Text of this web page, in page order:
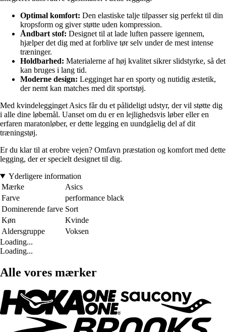
Optimal komfort: Den elastiske talje tilpasser sig perfekt til din
kropsform og giver støtte uden kompression.
Åndbart stof: Designet til at lade luften passere igennem,
hjælper det dig med at forblive tør selv under de mest intense
træninger.
Holdbarhed: Materialerne af høj kvalitet sikrer slidstyrke, så det
kan bruges i lang tid.
Moderne design: Legginget har en sporty og nutidig æstetik,
der nemt kan matches med dit sportstøj.
Med kvindelegginget Asics får du et pålideligt udstyr, der vil støtte dig
i alle dine løbemål. Uanset om du er en lejlighedsvis løber eller en
erfaren maratonløber, er dette legging en uundgåelig del af dit
træningstøj.
Er du klar til at erobre vejen? Omfavn præstation og komfort med dette
legging, der er specielt designet til dig.
Yderligere information
Mærke
Asics
Farve
performance black
Dominerende farve Sort
Køn
Kvinde
Aldersgruppe
Voksen
Loading...
Loading...
Alle vores mærker